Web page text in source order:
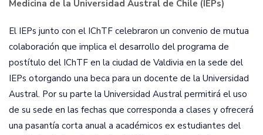
Medicina de la Universidad Austral de Chile (IEPs)
El IEPs junto con el IChTF celebraron un convenio de mutua
colaboración que implica el desarrollo del programa de
postítulo del IChTF en la ciudad de Valdivia en la sede del
IEPs otorgando una beca para un docente de la Universidad
Austral. Por su parte la Universidad Austral permitirá el uso
de su sede en las fechas que corresponda a clases y ofrecerá
una pasantía corta anual a académicos ex estudiantes del